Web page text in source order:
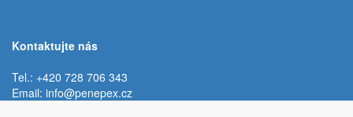
Kontaktujte nás
Tel.: +420 728 706 343
Email: info@penepex.cz